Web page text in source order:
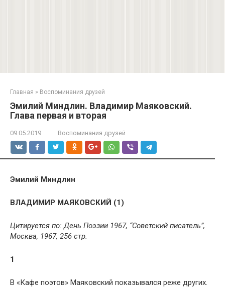
Главная » Воспоминания друзей
Эмилий Миндлин. Владимир Маяковский.
Глава первая и вторая
09.05.2019 Воспоминания друзей
Эмилий Миндлин
ВЛАДИМИР МАЯКОВСКИЙ (1)
Цитируется по: День Поэзии 1967, “Советский писатель”,
Москва, 1967, 256 стр.
1
В «Кафе поэтов» Маяковский показывался реже других.